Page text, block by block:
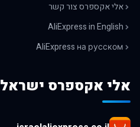
אלי אקספרס צור קשר
AliExpress in English
AliExpress на русском
אלי אקספרס ישראל